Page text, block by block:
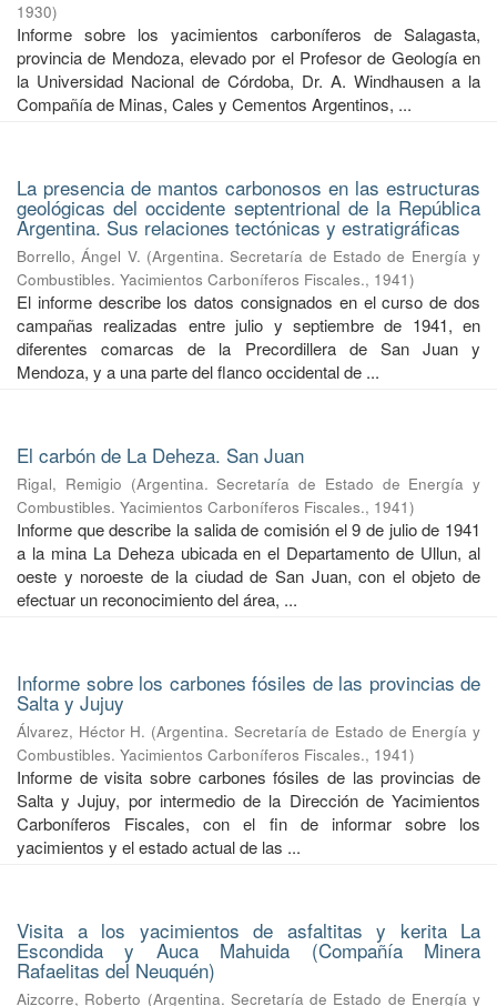
1930)
Informe sobre los yacimientos carboníferos de Salagasta,
provincia de Mendoza, elevado por el Profesor de Geología en
la Universidad Nacional de Córdoba, Dr. A. Windhausen a la
Compañía de Minas, Cales y Cementos Argentinos, ...
La presencia de mantos carbonosos en las estructuras
geológicas del occidente septentrional de la República
Argentina. Sus relaciones tectónicas y estratigráficas
Borrello, Ángel V. (Argentina. Secretaría de Estado de Energía y
Combustibles. Yacimientos Carboníferos Fiscales., 1941)
El informe describe los datos consignados en el curso de dos
campañas realizadas entre julio y septiembre de 1941, en
diferentes comarcas de la Precordillera de San Juan y
Mendoza, y a una parte del flanco occidental de ...
El carbón de La Deheza. San Juan
Rigal, Remigio (Argentina. Secretaría de Estado de Energía y
Combustibles. Yacimientos Carboníferos Fiscales., 1941)
Informe que describe la salida de comisión el 9 de julio de 1941
a la mina La Deheza ubicada en el Departamento de Ullun, al
oeste y noroeste de la ciudad de San Juan, con el objeto de
efectuar un reconocimiento del área, ...
Informe sobre los carbones fósiles de las provincias de
Salta y Jujuy
Álvarez, Héctor H. (Argentina. Secretaría de Estado de Energía y
Combustibles. Yacimientos Carboníferos Fiscales., 1941)
Informe de visita sobre carbones fósiles de las provincias de
Salta y Jujuy, por intermedio de la Dirección de Yacimientos
Carboníferos Fiscales, con el fin de informar sobre los
yacimientos y el estado actual de las ...
Visita a los yacimientos de asfaltitas y kerita La
Escondida y Auca Mahuida (Compañía Minera
Rafaelitas del Neuquén)
Aizcorre, Roberto (Argentina. Secretaría de Estado de Energía y